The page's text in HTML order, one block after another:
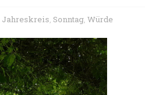
Jahreskreis, Sonntag, Würde